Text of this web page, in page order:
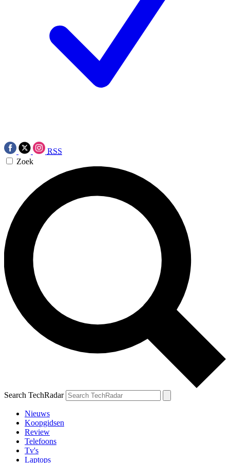
RSS
Zoek
Search TechRadar
Nieuws
Koopgidsen
Review
Telefoons
Tv's
Laptops